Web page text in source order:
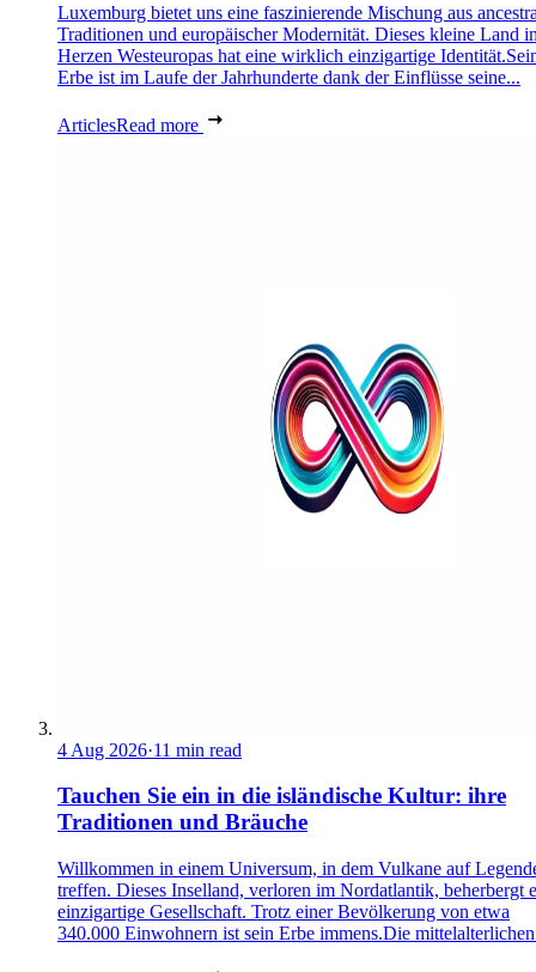
Luxemburg bietet uns eine faszinierende Mischung aus
Traditionen und europäischer Modernität. Dieses kleine Land
Herzen Westeuropas hat eine wirklich einzigartige
Erbe ist im Laufe der Jahrhunderte dank der Einflüsse seine...
ArticlesRead more
4 Aug 2026·11 min read
Tauchen Sie ein in die isländische Kultur: ihre
Traditionen und Bräuche
Willkommen in einem Universum, in dem Vulkane auf
treffen. Dieses Inselland, verloren im Nordatlantik, beherbergt
einzigartige Gesellschaft. Trotz einer Bevölkerung von etwa
340.000 Einwohnern ist sein Erbe immens.Die